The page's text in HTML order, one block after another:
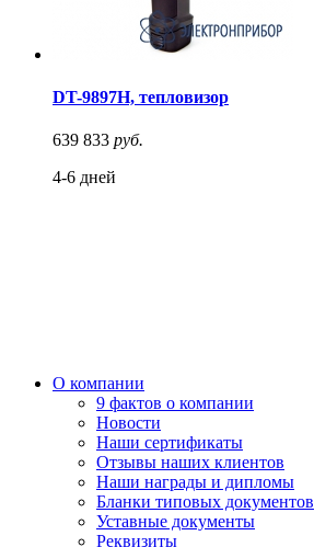
DT-9897H, тепловизор
639 833 руб.
4-6 дней
О компании
9 фактов о компании
Новости
Наши сертификаты
Отзывы наших клиентов
Наши награды и дипломы
Бланки типовых документов
Уставные документы
Реквизиты